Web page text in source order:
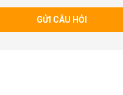
GỬI CÂU HỎI